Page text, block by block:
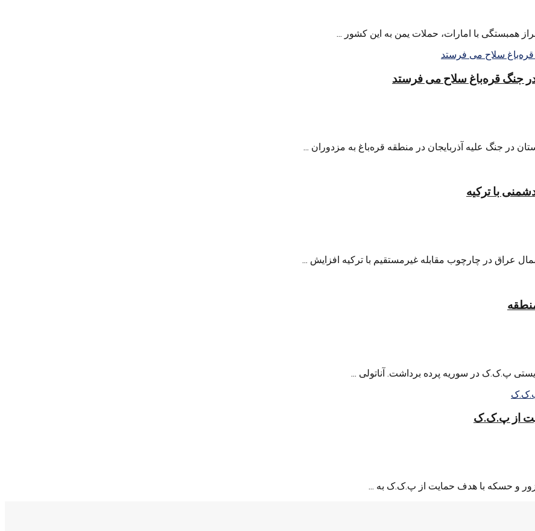
همبستگی با امارات، حملات یمن به این کشور ...
جنگ قره‌باغ سلاح می فرستد
در جنگ علیه آذربایجان در منطقه قره‌باغ به مزدوران ...
با ترکیه
عراق در چارچوب مقابله غیرمستقیم با ترکیه افزایش ...
پ.ک.ک در سوریه پرده برداشت. آناتولی ...
از پ.ک.ک
و حسکه با هدف حمایت از پ.ک.ک به ...